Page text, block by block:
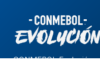
CONMEBOL Evolución